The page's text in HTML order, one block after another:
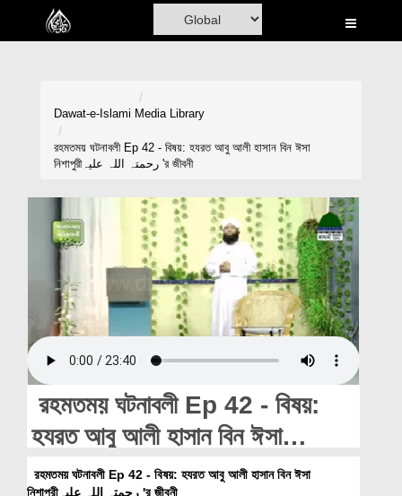
Home
Madani Channel
Rohani Ilaj
Donation
Magazine
Departments
Our Websites
More
Dawat-e-Islami Media Library
রহমতময় ঘটনাবলী Ep 42 - বিষয়: হযরত আবু আলী হাসান বিন ঈসা
নিশাপুরীرحمتہ اللہ علیہ 'র জীবনী
রহমতময় ঘটনাবলী Ep 42 - বিষয়:
হযরত আবু আলী হাসান বিন ঈসা
নিশাপুরীرحمتہ اللہ علیہ 'র জীবনী
রহমতময় ঘটনাবলী Ep 42 - বিষয়: হযরত আবু আলী হাসান বিন ঈসা
নিশাপুরীرحمتہ اللہ علیہ 'র জীবনী